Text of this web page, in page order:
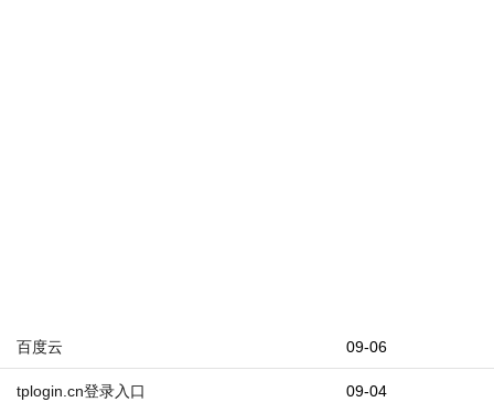
09-06
百度云
09-04
tplogin.cn登录入口